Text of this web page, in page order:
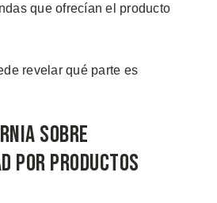
que ofrecían el producto
revelar qué parte es
sobre
por Productos